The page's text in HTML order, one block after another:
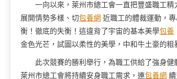
一向以來，萊州市總工會一直把豐盛職工
展開情勢多樣、切包養網 近職工的體裁運動，
衡！徹底的失衡！這違背了宇宙的基本美學包養
金色光芒，試圖以柔性的美學，中和牛土豪的粗
此次競賽的勝利舉行，為職工供給了強身健
萊州市總工會將持續安身職工需求，連包養網